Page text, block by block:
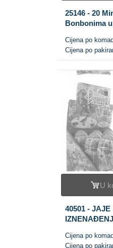
25146 - 20
Bonbonima
Cijena po
Cijena po
U
40501 - JAJE
SLATKIŠIMA
Cijena po
Cijena po